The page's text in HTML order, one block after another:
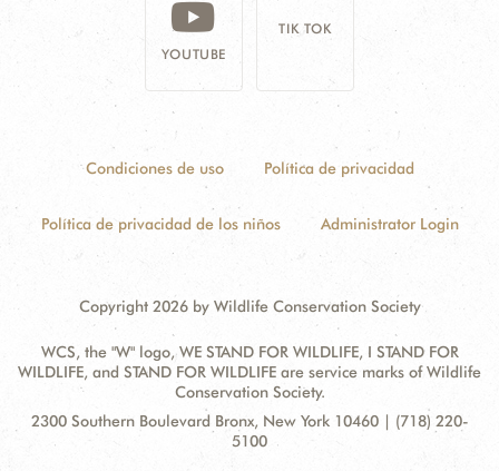
YOUTUBE
TIK TOK
Condiciones de uso Política de privacidad
Política de privacidad de los niños Administrator Login
Copyright 2026 by Wildlife Conservation Society
WCS, the "W" logo, WE STAND FOR WILDLIFE, I STAND FOR
WILDLIFE, and STAND FOR WILDLIFE are service marks of Wildlife
Conservation Society.
Contact
Information
Address:
2300 Southern Boulevard Bronx, New York 10460 | (718) 220-
5100